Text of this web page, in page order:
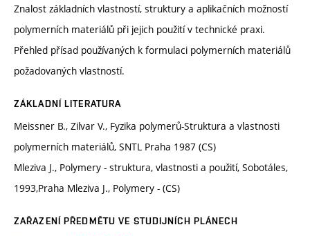
Znalost základních vlastností, struktury a aplikačních možností
polymerních materiálů při jejich použití v technické praxi.
Přehled přísad používaných k formulaci polymerních materiálů
požadovaných vlastností.
ZÁKLADNÍ LITERATURA
Meissner B., Zilvar V., Fyzika polymerů-Struktura a vlastnosti
polymerních materiálů, SNTL Praha 1987 (CS)
Mleziva J., Polymery - struktura, vlastnosti a použití, Sobotáles,
1993,Praha Mleziva J., Polymery - (CS)
ZAŘAZENÍ PŘEDMĚTU VE STUDIJNÍCH PLÁNECH